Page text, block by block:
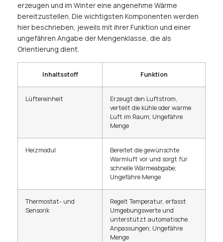
erzeugen und im Winter eine angenehme Wärme
bereitzustellen. Die wichtigsten Komponenten werden
hier beschrieben, jeweils mit ihrer Funktion und einer
ungefähren Angabe der Mengenklasse, die als
Orientierung dient.
Inhaltsstoff Funktion
Lüftereinheit
Erzeugt den Luftstrom,
verteilt die kühle oder warme
Luft im Raum; Ungefähre
Menge
Heizmodul
Bereitet die gewünschte
Warmluft vor und sorgt für
schnelle Wärmeabgabe;
Ungefähre Menge
Thermostat- und
Sensorik
Regelt Temperatur, erfasst
Umgebungswerte und
unterstützt automatische
Anpassungen; Ungefähre
Menge